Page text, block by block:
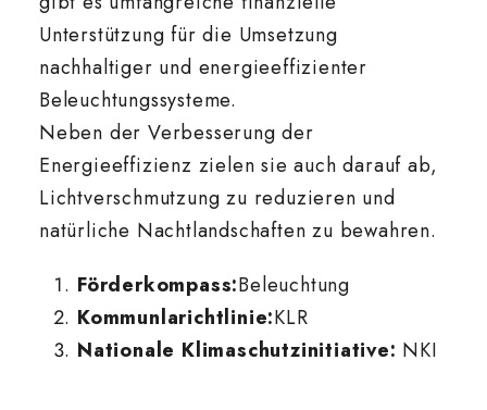
Unterstützung für die Umsetzung
nachhaltiger und energieeffizienter
Beleuchtungssysteme.
Neben der Verbesserung der
Energieeffizienz zielen sie auch darauf ab,
Lichtverschmutzung zu reduzieren und
natürliche Nachtlandschaften zu bewahren.
Förderkompass:Beleuchtung
Kommunlarichtlinie:KLR
Nationale Klimaschutzinitiative: NKI